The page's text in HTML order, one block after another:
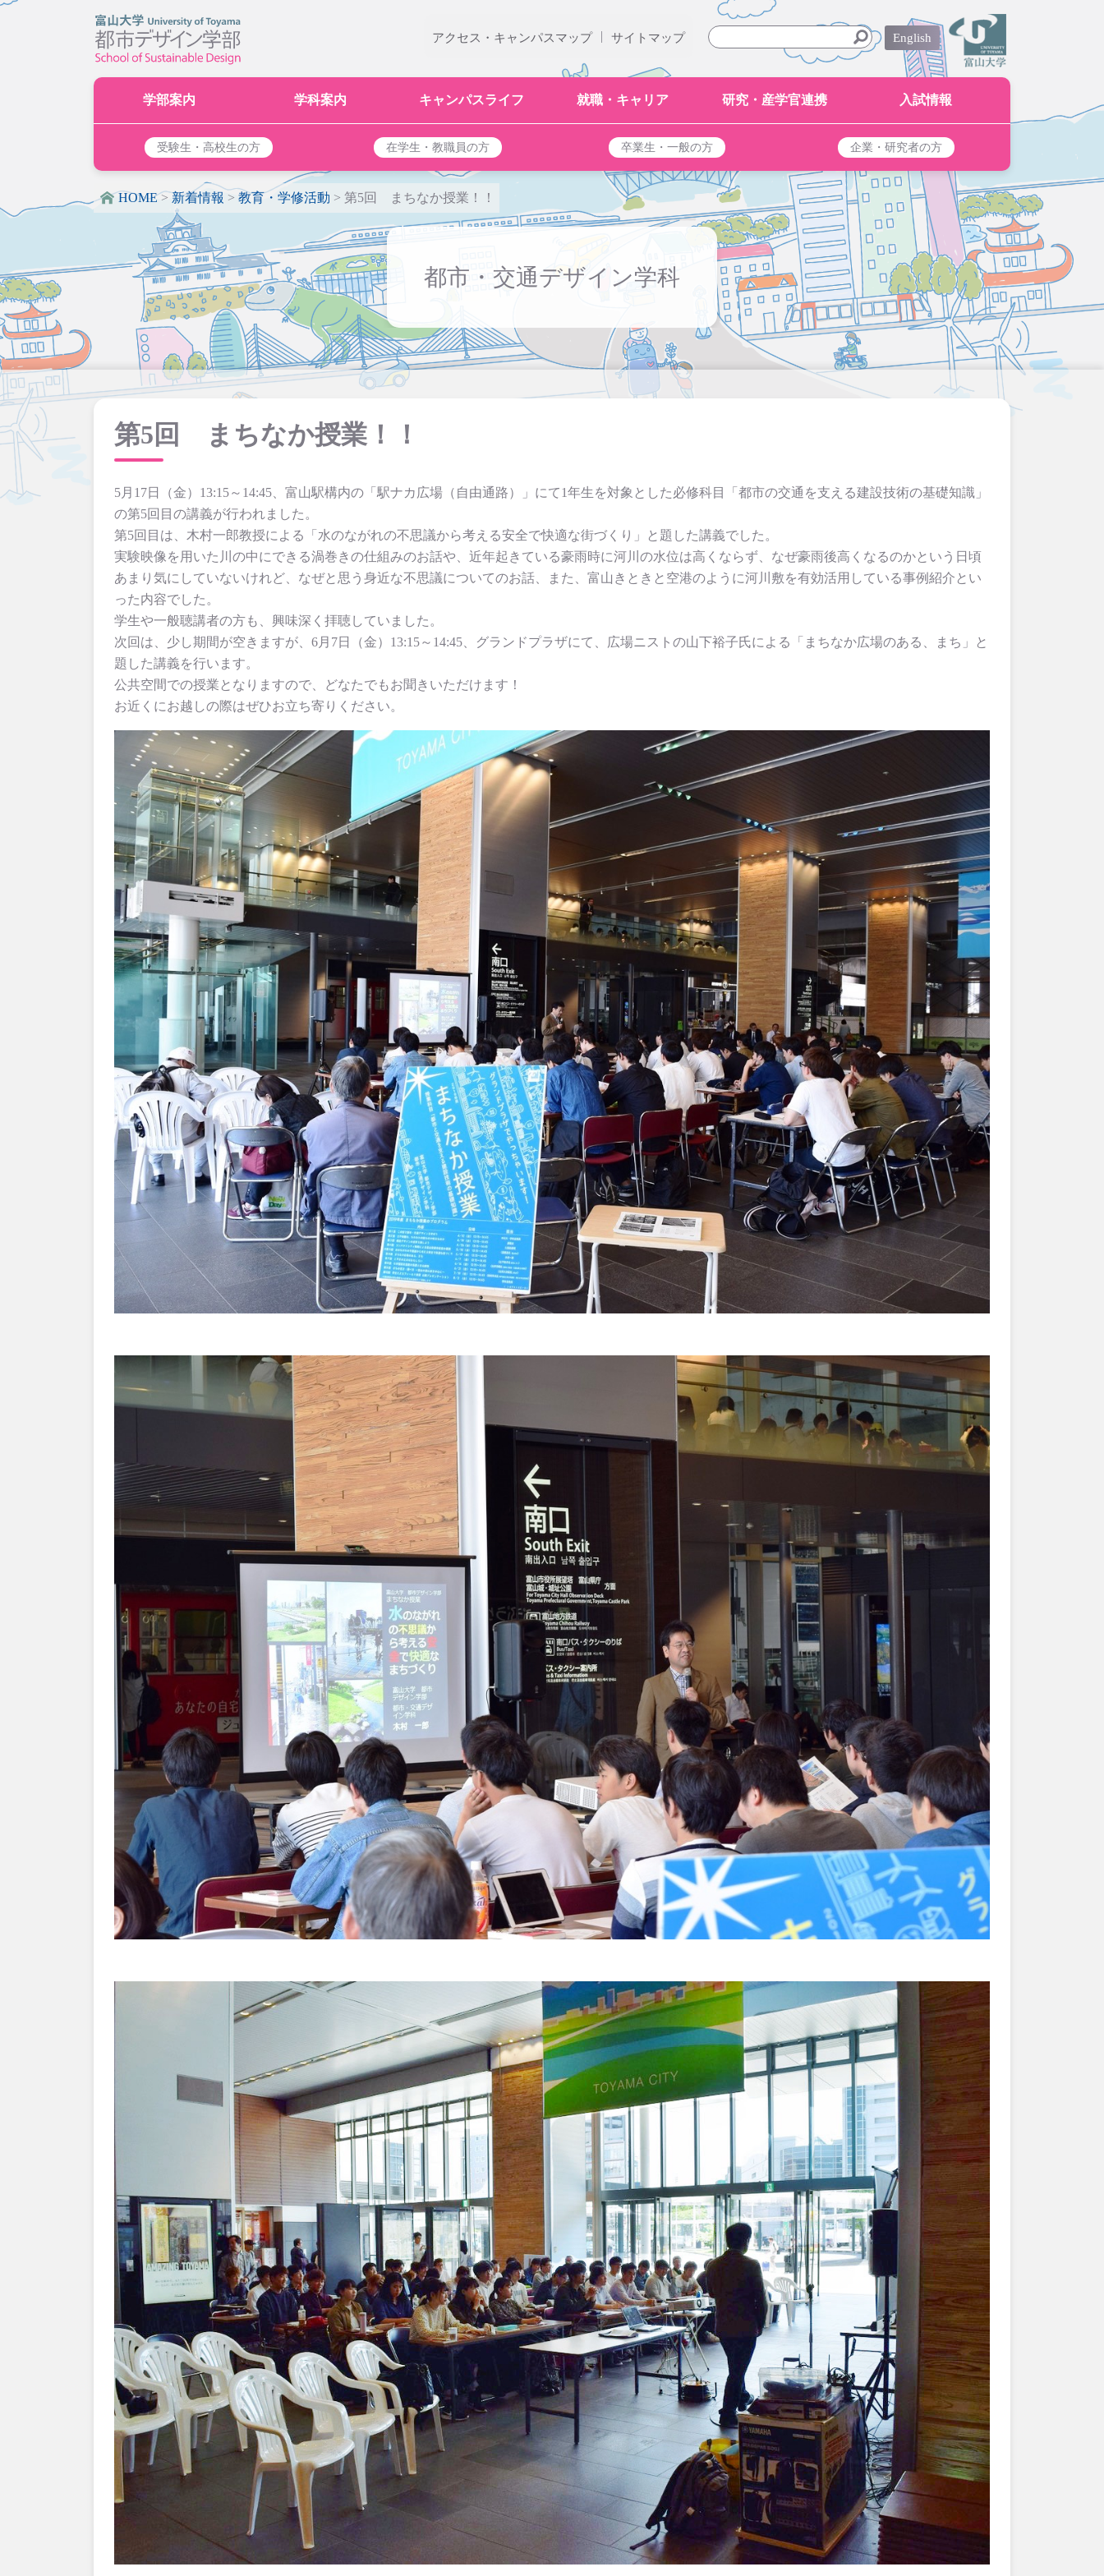
English
サイトマップ
|
アクセス・キャンパスマップ
学部案内 学科案内 キャンパスライフ 就職・キャリア 研究・産学官連携 入試情報
受験生・高校生の方 在学生・教職員の方 卒業生・一般の方 企業・研究者の方
HOME>新着情報 > 教育・学修活動 > 第5回 まちなか授業！！
都市・交通デザイン学科
第5回 まちなか授業！！
5月17日（金）13:15～14:45、富山駅構内の「駅ナカ広場（自由通路）」にて1年生を対象とした必修科目「都市の交通を支える建設技術の基礎知識」
の第5回目の講義が行われました。
第5回目は、木村一郎教授による「水のながれの不思議から考える安全で快適な街づくり」と題した講義でした。
実験映像を用いた川の中にできる渦巻きの仕組みのお話や、近年起きている豪雨時に河川の水位は高くならず、なぜ豪雨後高くなるのかという日頃
あまり気にしていないけれど、なぜと思う身近な不思議についてのお話、また、富山きときと空港のように河川敷を有効活用している事例紹介とい
った内容でした。
学生や一般聴講者の方も、興味深く拝聴していました。
次回は、少し期間が空きますが、6月7日（金）13:15～14:45、グランドプラザにて、広場ニストの山下裕子氏による「まちなか広場のある、まち」と
題した講義を行います。
公共空間での授業となりますので、どなたでもお聞きいただけます！
お近くにお越しの際はぜひお立ち寄りください。